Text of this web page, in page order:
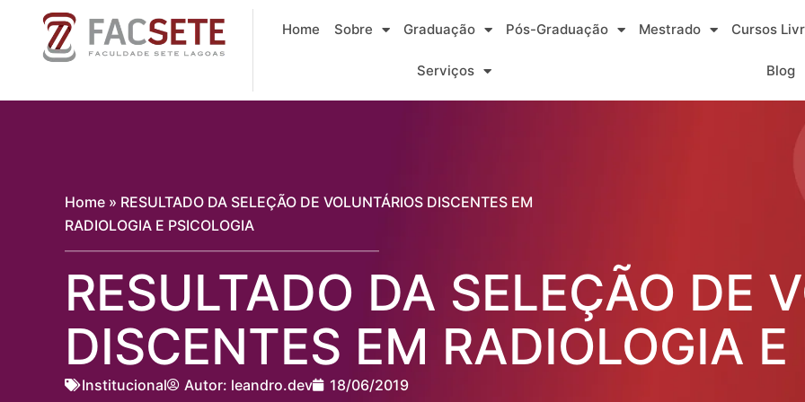
Home Sobre Graduação Pós-Graduação Mestrado Cursos
Serviços Blog
Home » RESULTADO DA SELEÇÃO DE VOLUNTÁRIOS DISCENTES EM
RADIOLOGIA E PSICOLOGIA
RESULTADO DA SELEÇÃO DE
DISCENTES EM RADIOLOGIA
Institucional Autor: leandro.dev 18/06/2019